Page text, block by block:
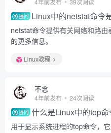
提问 Linux中的netstat命令
netstat命令提供有关网络和路
的更多信息。
Linux教程
不念
4年前发布 24次阅读
提问 什么是Linux中的top命
用于显示系统进程的top命令，